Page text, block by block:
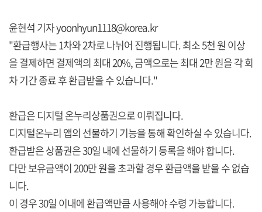
윤현석 기자 yoonhyun1118@korea.kr
"환급행사는 1차와 2차로 나뉘어 진행됩니다. 최소 5천 원 이상
을 결제하면 결제액의 최대 20%, 금액으로는 최대 2만 원을 각 회
차 기간 종료 후 환급받을 수 있습니다."
환급은 디지털 온누리상품권으로 이뤄집니다.
디지털온누리 앱의 선물하기 기능을 통해 확인하실 수 있습니다.
환급받은 상품권은 30일 내에 선물하기 등록을 해야 합니다.
다만 보유금액이 200만 원을 초과할 경우 환급액을 받을 수 없습
니다.
이 경우 30일 이내에 환급액만큼 사용해야 수령 가능합니다.